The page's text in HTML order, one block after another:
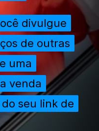
divulgue
de outras
uma
venda
seu link de
divulgue
de outras
uma
venda
seu link de